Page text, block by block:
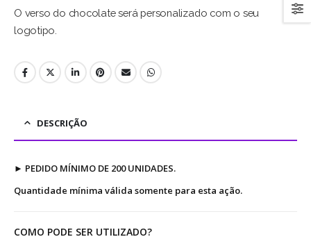
O verso do chocolate será personalizado com o seu
logotipo.
DESCRIÇÃO
► PEDIDO MÍNIMO DE 200 UNIDADES.
Quantidade mínima válida somente para esta ação.
COMO PODE SER UTILIZADO?